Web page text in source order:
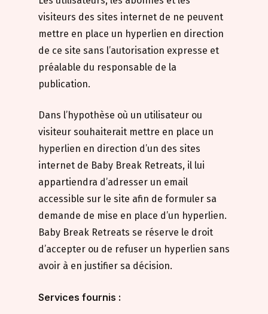
visiteurs des sites internet de ne peuvent
mettre en place un hyperlien en direction
de ce site sans l’autorisation expresse et
préalable du responsable de la
publication.
Dans l’hypothèse où un utilisateur ou
visiteur souhaiterait mettre en place un
hyperlien en direction d’un des sites
internet de Baby Break Retreats, il lui
appartiendra d’adresser un email
accessible sur le site afin de formuler sa
demande de mise en place d’un hyperlien.
Baby Break Retreats se réserve le droit
d’accepter ou de refuser un hyperlien sans
avoir à en justifier sa décision.
Services fournis :